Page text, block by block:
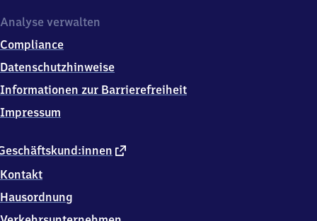
3
1
München
externer
Kontakt
Hausordnung
Analyse verwalten
Compliance
Datenschutzhinweise
Informationen zur Barrierefreiheit
Impressum